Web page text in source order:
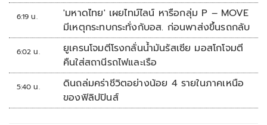
6:19 น.
'มหาดไทย' เผยไทม์ไลน์ หารือกลุ่ม P – MOVE
มีเหตุกระทบกระทั่งกับอส. ก่อนพาส่งขึ้นรถกลับ
6:02 น.
ยูเครนโจมตีโรงกลั่นน้ำมันรัสเซีย มอสโกโจมตี
คืนใส่สถานีรถไฟและเรือ
5:40 น.
ดินถล่มคร่าชีวิตอย่างน้อย 4 รายในภาคเหนือ
ของฟิลิปปินส์